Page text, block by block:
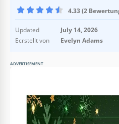
4.33 (2
Updated
July 14, 2026
Ecrstellt von
Evelyn Adams
ADVERTISEMENT